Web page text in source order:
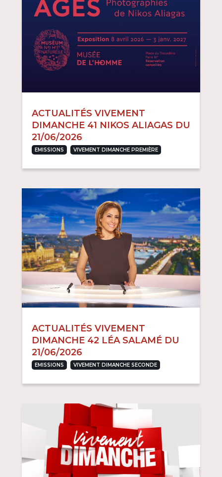
ACTUALITÉS VIVEMENT
DIMANCHE 41 NIKOS ALIAGAS DU
21/06/2026
EMISSIONS , VIVEMENT DIMANCHE PREMIÈRE
ACTUALITÉS VIVEMENT
DIMANCHE 42 LÉA SALAMÉ DU
21/06/2026
EMISSIONS , VIVEMENT DIMANCHE SECONDE